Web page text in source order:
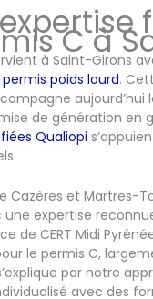
C à
à Saint-Girons
poids lourd.
de génération en
Qualiopi
Cazères et Martres-
expertise
de CERT Midi
le permis C,
par notre
avec des